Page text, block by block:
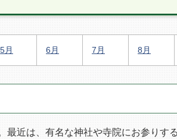
5月 6月 7月 8月
近は、有名な神社や寺院にお参りす